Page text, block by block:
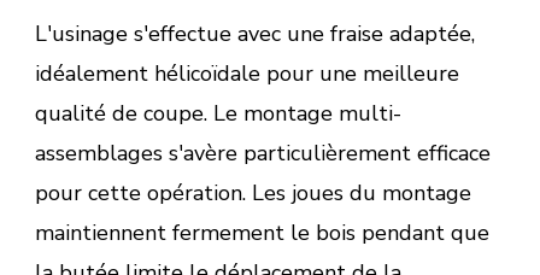
L'usinage s'effectue avec une fraise adaptée,
idéalement hélicoïdale pour une meilleure
qualité de coupe. Le montage multi-
assemblages s'avère particulièrement efficace
pour cette opération. Les joues du montage
maintiennent fermement le bois pendant que